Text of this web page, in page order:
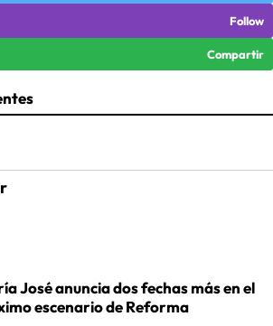
Follow
Compartir
José anuncia dos fechas más en el
escenario de Reforma